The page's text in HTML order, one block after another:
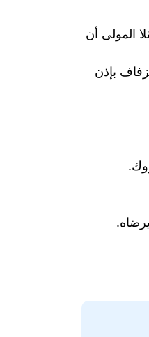
المولى أن
بإذن